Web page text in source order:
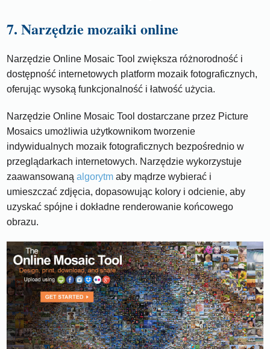
7. Narzędzie mozaiki online
Narzędzie Online Mosaic Tool zwiększa różnorodność i
dostępność internetowych platform mozaik fotograficznych,
oferując wysoką funkcjonalność i łatwość użycia.
Narzędzie Online Mosaic Tool dostarczane przez Picture
Mosaics umożliwia użytkownikom tworzenie
indywidualnych mozaik fotograficznych bezpośrednio w
przeglądarkach internetowych. Narzędzie wykorzystuje
zaawansowanąalgorytm aby mądrze wybierać i
umieszczać zdjęcia, dopasowując kolory i odcienie, aby
uzyskać spójne i dokładne renderowanie końcowego
obrazu.